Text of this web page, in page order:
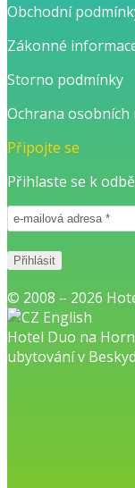
Obchodní
Zákonné
Storno podmínky
Ochrana osobních
Připojte se
Přihlaste se k
© 2008 – 2026
English
Hotel Duo na
ubytování v